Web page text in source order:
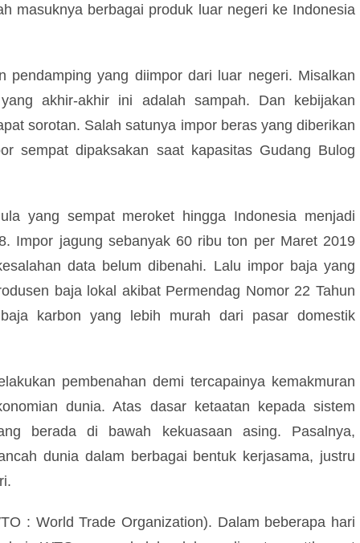
masuknya berbagai produk luar negeri ke Indonesia
pendamping yang diimpor dari luar negeri. Misalkan
akhir-akhir ini adalah sampah. Dan kebijakan
sorotan. Salah satunya impor beras yang diberikan
sempat dipaksakan saat kapasitas Gudang Bulog
yang sempat meroket hingga Indonesia menjadi
Impor jagung sebanyak 60 ribu ton per Maret 2019
data belum dibenahi. Lalu impor baja yang
baja lokal akibat Permendag Nomor 22 Tahun
karbon yang lebih murah dari pasar domestik
pembenahan demi tercapainya kemakmuran
dunia. Atas dasar ketaatan kepada sistem
berada di bawah kekuasaan asing. Pasalnya,
dunia dalam berbagai bentuk kerjasama, justru
: World Trade Organization). Dalam beberapa hari